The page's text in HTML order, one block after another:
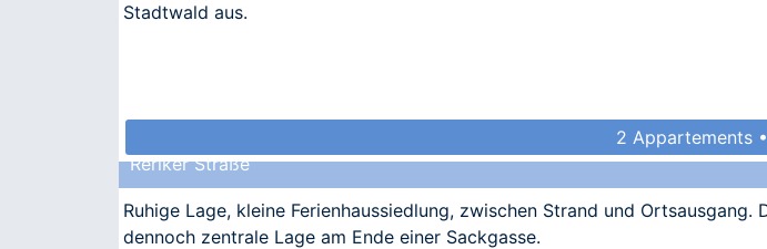
Stadtwald aus.
2 Appartements
Reriker Straße
Ruhige Lage, kleine Ferienhaussiedlung, zwischen Strand und
dennoch zentrale Lage am Ende einer Sackgasse.